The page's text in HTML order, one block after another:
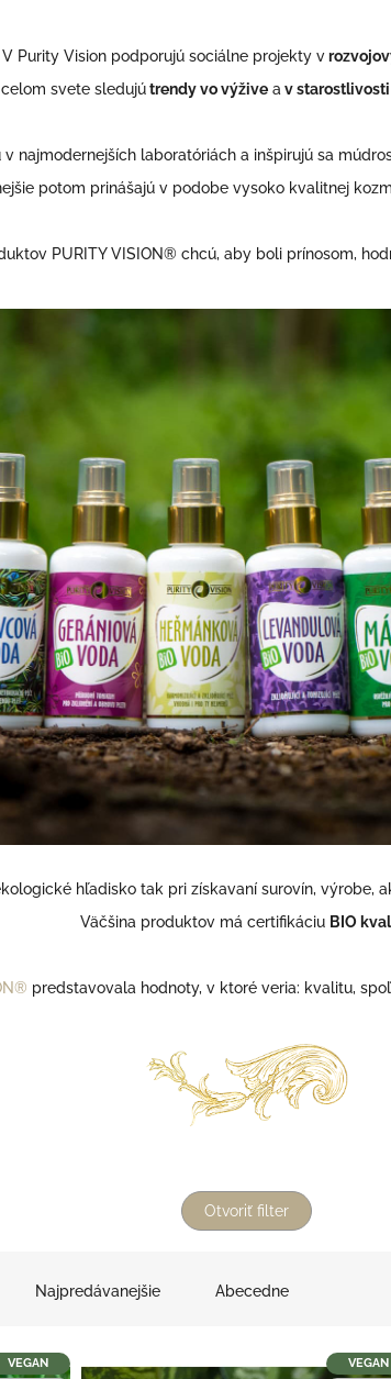
V Purity Vision podporujú sociálne projekty v
svete sledujútrendy vo výživea v
v najmodernejších laboratóriách a inšpirujú sa
potom prinášajú v podobe vysoko kvalitnej
PURITY VISION® chcú, aby boli prínosom,
hľadisko tak pri získavaní surovín, výrobe,
Väčšina produktov má certifikáciu BIO
predstavovala hodnoty, v ktoré veria: kvalitu,
Otvoriť filter
Najpredávanejšie Abecedne
VEGAN
VEGAN